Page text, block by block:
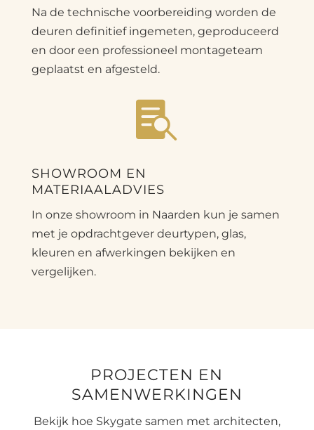
Na de technische voorbereiding worden de
deuren definitief ingemeten, geproduceerd
en door een professioneel montageteam
geplaatst en afgesteld.

SHOWROOM EN
MATERIAALADVIES
In onze showroom in Naarden kun je samen
met je opdrachtgever deurtypen, glas,
kleuren en afwerkingen bekijken en
vergelijken.
PROJECTEN EN
SAMENWERKINGEN
Bekijk hoe Skygate samen met architecten,